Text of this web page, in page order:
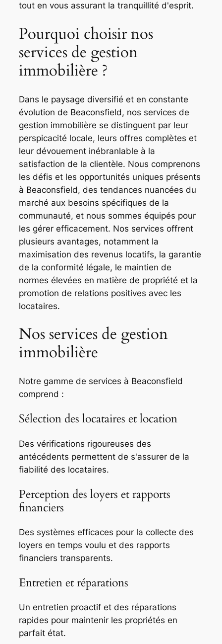
tout en vous assurant la tranquillité d'esprit.
Pourquoi choisir nos
services de gestion
immobilière ?
Dans le paysage diversifié et en constante
évolution de Beaconsfield, nos services de
gestion immobilière se distinguent par leur
perspicacité locale, leurs offres complètes et
leur dévouement inébranlable à la
satisfaction de la clientèle. Nous comprenons
les défis et les opportunités uniques présents
à Beaconsfield, des tendances nuancées du
marché aux besoins spécifiques de la
communauté, et nous sommes équipés pour
les gérer efficacement. Nos services offrent
plusieurs avantages, notamment la
maximisation des revenus locatifs, la garantie
de la conformité légale, le maintien de
normes élevées en matière de propriété et la
promotion de relations positives avec les
locataires.
Nos services de gestion
immobilière
Notre gamme de services à Beaconsfield
comprend :
Sélection des locataires et location
Des vérifications rigoureuses des
antécédents permettent de s'assurer de la
fiabilité des locataires.
Perception des loyers et rapports
financiers
Des systèmes efficaces pour la collecte des
loyers en temps voulu et des rapports
financiers transparents.
Entretien et réparations
Un entretien proactif et des réparations
rapides pour maintenir les propriétés en
parfait état.